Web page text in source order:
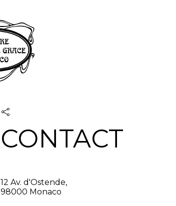
CONTACT
12 Av. d'Ostende,
98000 Monaco